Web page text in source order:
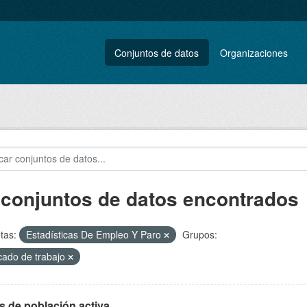
Conjuntos de datos Organizaciones
de datos encontrados
Estadísticas De Empleo Y Paro
Grupos:
de trabajo